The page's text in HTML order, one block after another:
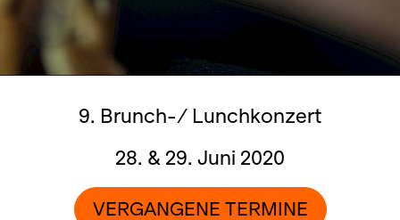
9. Brunch-/ Lunchkonzert
28. & 29. Juni 2020
VERGANGENE TERMINE